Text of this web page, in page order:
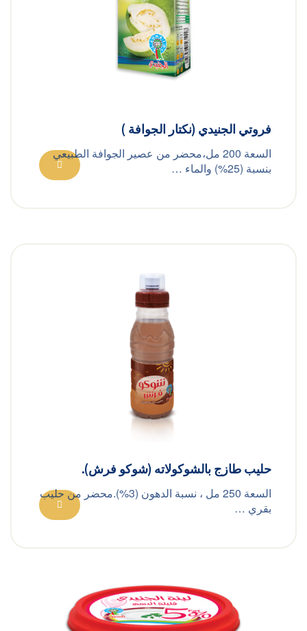
فروتي الجنيدي (نكتار الجوافة )
السعة 200 مل،محضر من عصير الجوافة الطبيعي
بنسبة (25%) والماء …
حليب طازج بالشوكولاته (شوكو فرش).
السعة 250 مل ، نسبة الدهون (3%).محضر من حليب
بقري …